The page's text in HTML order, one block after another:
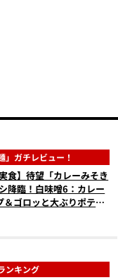
」ガチレビュー！
食】待望「カレーみそき
降臨！白味噌6：カレー
ゴロッと大ぶりポテト
ンキング